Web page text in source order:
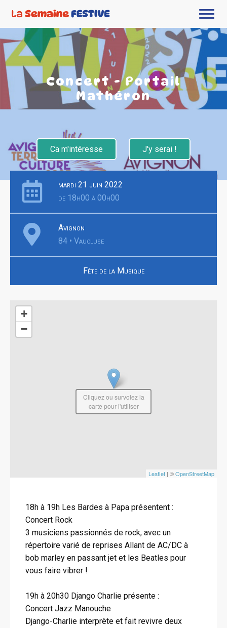
Concert - Portail
Mathéron
Ca m'intéresse J'y serai !
mardi 21 juin 2022
de 18h00 à 00h00
Avignon
84 • Vaucluse
Fête de la Musique
+
−
Leaflet | ©OpenStreetMap
Cliquez ou survolez la
carte pour l'utiliser
18h à 19h Les Bardes à Papa présentent :
Concert Rock
3 musiciens passionnés de rock, avec un
répertoire varié de reprises Allant de AC/DC à
bob marley en passant jet et les Beatles pour
vous faire vibrer !
19h à 20h30 Django Charlie présente :
Concert Jazz Manouche
Django-Charlie interprète et fait revivre deux